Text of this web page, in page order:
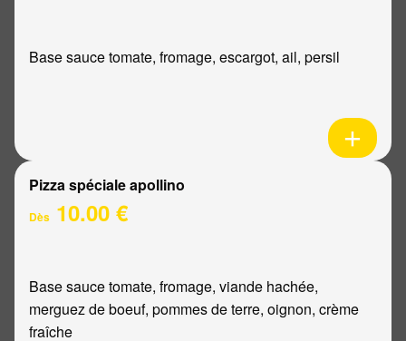
Base sauce tomate, fromage, escargot, ail, persil
Pizza spéciale apollino
Dès 10.00 €
Base sauce tomate, fromage, viande hachée,
merguez de boeuf, pommes de terre, oignon, crème
fraîche